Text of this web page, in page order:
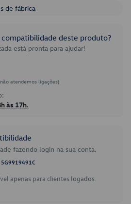
de fábrica
compatibilidade deste produto?
está pronta para ajudar!
atendemos ligações)
às 17h.
fazendo login na sua conta.
5G9919491C
apenas para clientes logados.